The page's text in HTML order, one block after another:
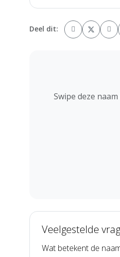
Deel dit:
Swipe deze
Veelgestelde
Wat betekent de